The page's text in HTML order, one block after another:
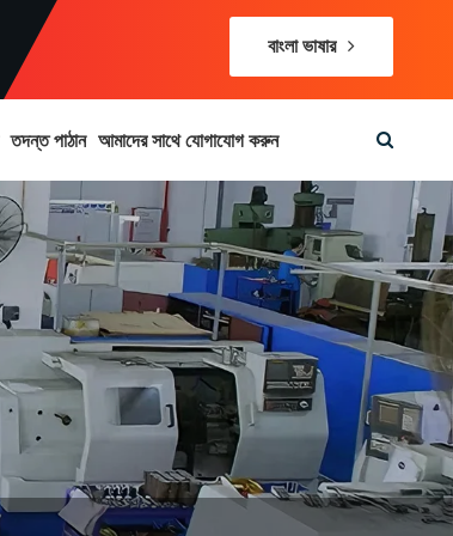
বাংলা ভাষার
তদন্ত পাঠান আমাদের সাথে যোগাযোগ করুন